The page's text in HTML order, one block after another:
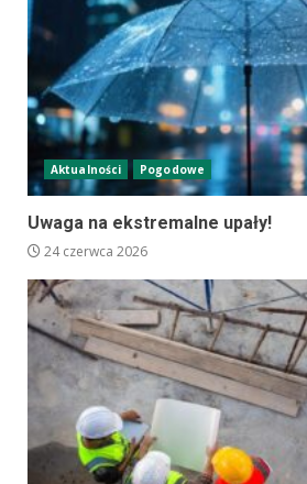
Aktualności Pogodowe
Uwaga na ekstremalne upały!
24 czerwca 2026